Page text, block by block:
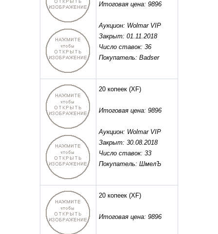
Итоговая цена: 9896
Аукцион: Wolmar VIP
Закрыт: 01.11.2018
Число ставок: 36
Покупатель: Badser
20 копеек (XF)
Итоговая цена: 9896
Аукцион: Wolmar VIP
Закрыт: 30.08.2018
Число ставок: 33
Покупатель: ШмелЪ
20 копеек (XF)
Итоговая цена: 9896